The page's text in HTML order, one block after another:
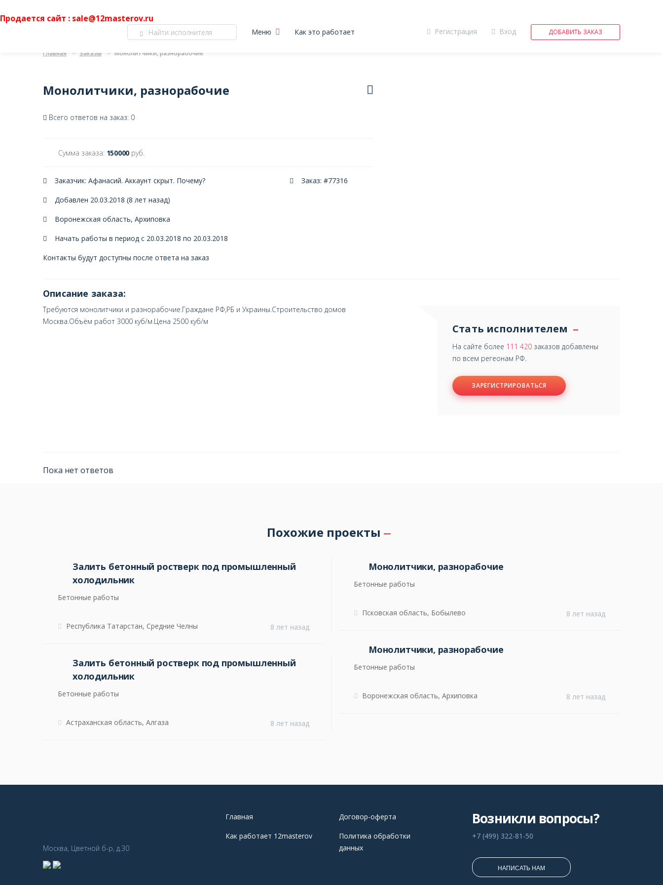
Продается сайт : sale@12masterov.ru
Регистрация Вход ДОБАВИТЬ ЗАКАЗ
Меню Как это работает
Главная Заказы Монолитчики, разнорабочие
Монолитчики, разнорабочие
Всего ответов на заказ: 0
Сумма заказа: 150000 руб.
Заказ: #77316
Заказчик: Афанасий. Аккаунт скрыт. Почему?
Добавлен 20.03.2018 (8 лет назад)
Воронежская область, Архиповка
Начать работы в период с 20.03.2018 по 20.03.2018
Контакты будут доступны после ответа на заказ
Описание заказа:
Требуются монолитчики и разнорабочие.Граждане РФ,РБ и Украины.Строительство домов
Москва.Объём работ 3000 куб/м.Цена 2500 куб/м
Стать исполнителем
На сайте более 111 420 заказов добавлены
по всем регеонам РФ.
ЗАРЕГИСТРИРОВАТЬСЯ
Пока нет ответов
Похожие проекты
Залить бетонный ростверк под промышленный
холодильник
Бетонные работы
8 лет назад
Республика Татарстан, Средние Челны
Залить бетонный ростверк под промышленный
холодильник
Бетонные работы
8 лет назад
Астраханская область, Алгаза
Монолитчики, разнорабочие
Бетонные работы
8 лет назад
Псковская область, Бобылево
Монолитчики, разнорабочие
Бетонные работы
8 лет назад
Воронежская область, Архиповка
Москва, Цветной б-р, д.30
Главная Договор-оферта
Как работает 12masterov
Политика обработки
данных
Возникли вопросы?
+7 (499) 322-81-50
НАПИСАТЬ НАМ